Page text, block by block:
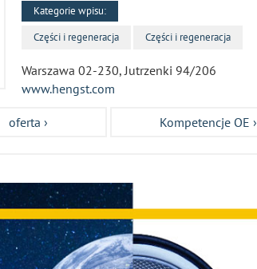
Kategorie wpisu:
Części i regeneracja
Części i regeneracja
Warszawa 02-230, Jutrzenki 94/206
www.hengst.com
oferta › Kompetencje OE ›